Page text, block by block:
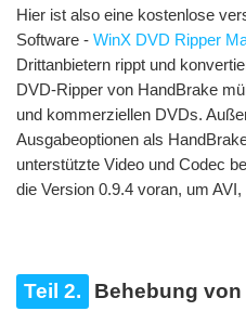
Hier ist also eine kostenlose
Software - WinX DVD Ripper
Drittanbietern rippt und
DVD-Ripper von HandBrake
und kommerziellen DVDs.
Ausgabeoptionen als
unterstützte Video und Codec
die Version 0.9.4 voran, um
Teil 2.
Behebung von